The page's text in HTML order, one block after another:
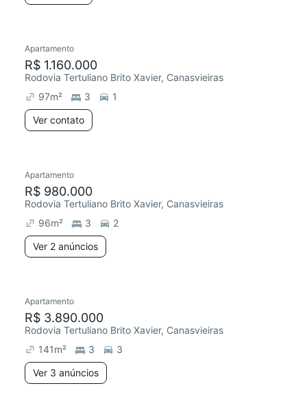
Apartamento
R$ 1.160.000
Rodovia Tertuliano Brito Xavier, Canasvieiras
97m² 3
1
Ver contato
Apartamento
R$ 980.000
Rodovia Tertuliano Brito Xavier, Canasvieiras
96m² 3
2
Ver 2 anúncios
Apartamento
R$ 3.890.000
Rodovia Tertuliano Brito Xavier, Canasvieiras
141m² 3
3
Ver 3 anúncios